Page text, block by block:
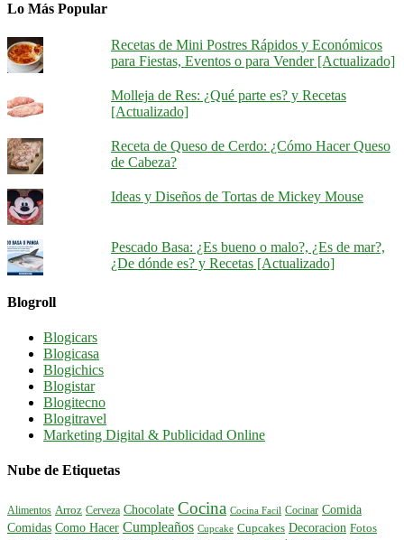
Lo Más Popular
Recetas de Mini Postres Rápidos y Económicos
para Fiestas, Eventos o para Vender [Actualizado]
Molleja de Res: ¿Qué parte es? y Recetas
[Actualizado]
Receta de Queso de Cerdo: ¿Cómo Hacer Queso
de Cabeza?
Ideas y Diseños de Tortas de Mickey Mouse
Pescado Basa: ¿Es bueno o malo?, ¿Es de mar?,
¿De dónde es? y Recetas [Actualizado]
Blogroll
Blogicars
Blogicasa
Blogichics
Blogistar
Blogitecno
Blogitravel
Marketing Digital & Publicidad Online
Nube de Etiquetas
Alimentos Arroz Cerveza Chocolate Cocina Cocina Facil Cocinar Comida
Comidas Como Hacer Cumpleaños Cupcake Cupcakes Decoracion Fotos